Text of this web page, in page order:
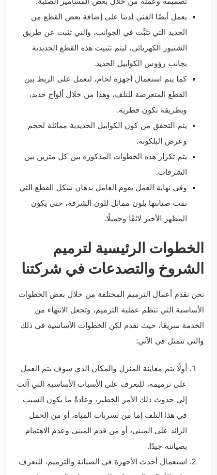
يعمل أيضًا الفني لدينا على إضافة بعض القطع من
الحديد التي تثبَّت في الجوانب، والتي تثبت عن طريق
الشنيور الكهربائي، ليتم تثبيت هذه القطع الحديدية
بجانب رؤوس الكوابيل الحديد.
كما يتم استعمال أجهزة لحام، لتعمل على الربط بين
القطع المتعرضة للتلف، وهذا من خلال ألواح حديد،
وبطريقة تكون قطرية.
يتم التحقق من كون الكوابيل الحديدية مماثلة لحجم
وعرض البلكونة.
يتم تكرار هذه الخطوات المذكورة بين كل مترين بين
الشرفات.
وفي نهاية العمل يقوم العامل بدهان شكل القطع التي
تمت صيانتها بلون مماثل للون الشرفة، حتى يكون
المظهر الأخير لائقًا وجميلًا.
الخطوات الرئيسية لترميم
الشروخ والتصدعات في شركتنا
نحن نقدم أعمال الترميم المختلفة من خلال بعض الخطوات
الأساسية التي تنظم عملية الترميم، وتجعل الانتهاء من
الخدمة سريعًا، حيث نقدم لكن الخطوات الأساسية في ذلك
والتي تتمثل في الآتي:
أولًا يتم معاينة المنزل والمكان الذي سوف يتم العمل
على ترميمه، للتعرف على الأسباب الأساسية التي آلت
إلى حدوث ذلك الأمر الخطير، وعادةً ما يكون السبب
في هذا التلف إما من تسربات المياه، أو من الحمل
الزائد على المبنى، أو من قدم المبنى وعدم الاهتمام
بصيانته جيدًا.
استعمال أحدث الأجهزة في الصيانة والترميم، للتعرف